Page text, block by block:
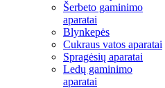
Šerbeto gaminimo
aparatai
Blynkepės
Cukraus vatos aparatai
Spragėsių aparatai
Ledų gaminimo
aparatai